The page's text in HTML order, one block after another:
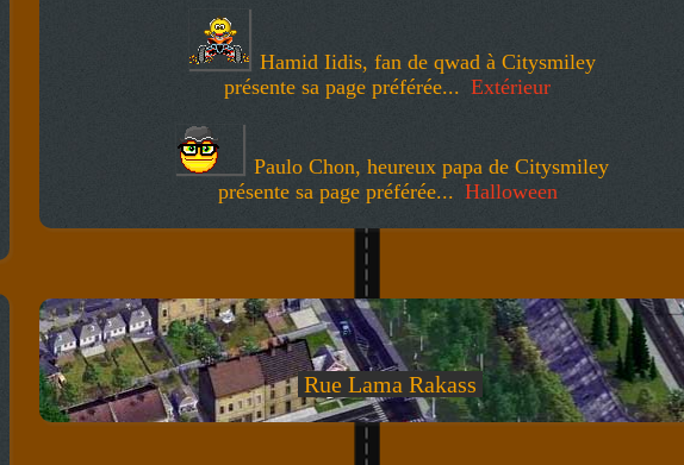
Hamid Iidis, fan de qwad à Citysmiley
présente sa page préférée... Extérieur
Paulo Chon, heureux papa de Citysmiley
présente sa page préférée... Halloween
Rue Lama Rakass